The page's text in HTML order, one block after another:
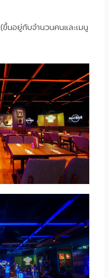
(ขึ้นอยู่กับจำนวนคนและเมนู